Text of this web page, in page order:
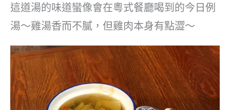
這道湯的味道蠻像會在粵式餐廳喝到的今日例
湯～雞湯香而不膩，但雞肉本身有點澀～